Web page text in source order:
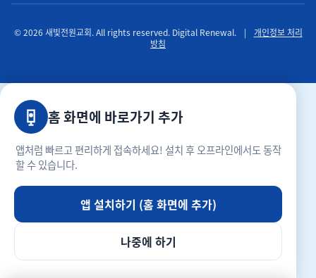
© 2026 새빛전원교회. All rights reserved. Digital Renewal. |
개인정보 처리
방침
홈 화면에 바로가기 추가
앱처럼 빠르고 편리하게 접속하세요! 설치 후 오프라인에서도 동작
할 수 있습니다.
앱 설치하기 (홈 화면에 추가)
나중에 하기